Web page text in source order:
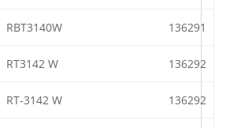
RBT3140W 136291
RT3142 W 136292
RT-3142 W 136292